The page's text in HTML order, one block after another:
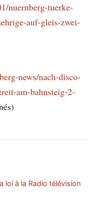
nuernberg-tuerke-
auf-gleis-zwei-
news/nach-disco-
am-bahnsteig-2-
loi à la Radio télévision